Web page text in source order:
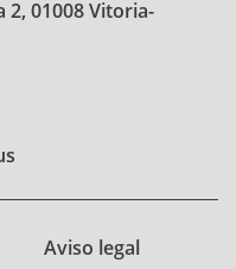
2, 01008 Vitoria-
Aviso legal